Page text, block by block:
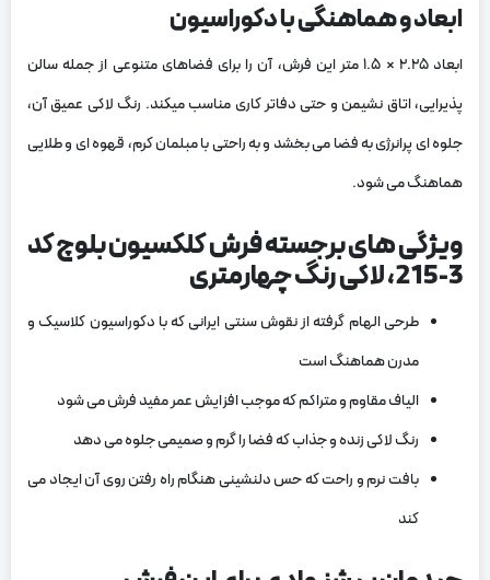
ابعاد و هماهنگی با دکوراسیون
ابعاد ۲.۲۵ × ۱.۵ متر این فرش، آن را برای فضاهای متنوعی از جمله سالن
پذیرایی، اتاق نشیمن و حتی دفاتر کاری مناسب میکند. رنگ لاکی عمیق آن،
جلوه ‌ای پرانرژی به فضا می ‌بخشد و به ‌راحتی با مبلمان کرم، قهوه ‌ای و طلایی
هماهنگ می ‌شود.
ویژگی ‌های برجسته فرش کلکسیون بلوچ کد
3-215، لاکی رنگ چهارمتری
طرحی الهام‌ گرفته از نقوش سنتی ایرانی که با دکوراسیون کلاسیک و
مدرن هماهنگ است
الیاف مقاوم و متراکم که موجب افزایش عمر مفید فرش می ‌شود
رنگ لاکی زنده و جذاب که فضا را گرم و صمیمی جلوه می‌ دهد
بافت نرم و راحت که حس دلنشینی هنگام راه رفتن روی آن ایجاد می
‌کند